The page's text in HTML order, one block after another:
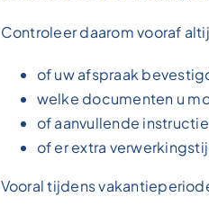
Controleer daarom vooraf
of uw afspraak
welke documenten u
of aanvullende
of er extra
Vooral tijdens